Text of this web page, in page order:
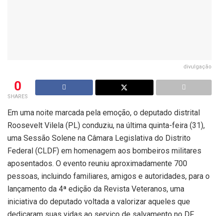
divulgação
0
SHARES
Em uma noite marcada pela emoção, o deputado distrital
Roosevelt Vilela (PL) conduziu, na última quinta-feira (31),
uma Sessão Solene na Câmara Legislativa do Distrito
Federal (CLDF) em homenagem aos bombeiros militares
aposentados. O evento reuniu aproximadamente 700
pessoas, incluindo familiares, amigos e autoridades, para o
lançamento da 4ª edição da Revista Veteranos, uma
iniciativa do deputado voltada a valorizar aqueles que